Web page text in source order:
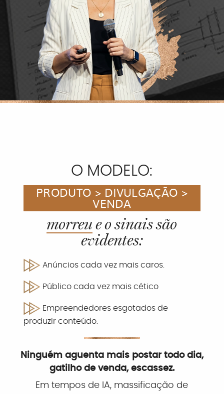
O MODELO:
PRODUTO > DIVULGAÇÃO >
VENDA
morreu e o sinais são
evidentes:
Anúncios cada vez mais caros.
Público cada vez mais cético
Empreendedores esgotados de
produzir conteúdo.
Ninguém aguenta mais postar todo dia,
gatilho de venda, escassez.
Em tempos de IA, massificação de